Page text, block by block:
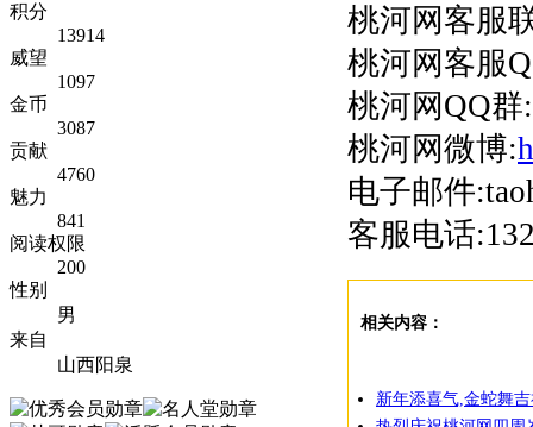
积分
13914
威望
1097
金币
3087
贡献
4760
魅力
841
阅读权限
200
性别
男
来自
山西阳泉
桃河网客服
桃河网客服
桃河网QQ群
桃河网微博:
电子邮件
客服电话
相关内容：
新年添喜气,金蛇舞